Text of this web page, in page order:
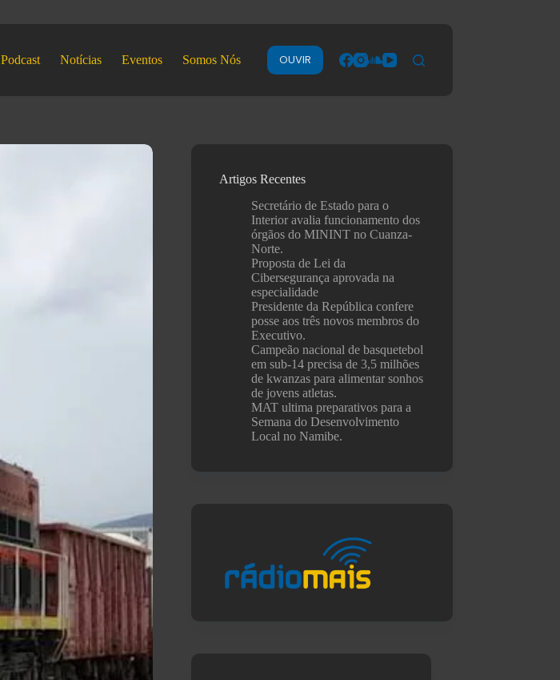
Podcast Notícias Eventos Somos Nós OUVIR
Artigos Recentes
Secretário de Estado para o
Interior avalia funcionamento dos
órgãos do MININT no Cuanza-
Norte.
Proposta de Lei da
Cibersegurança aprovada na
especialidade
Presidente da República confere
posse aos três novos membros do
Executivo.
Campeão nacional de basquetebol
em sub-14 precisa de 3,5 milhões
de kwanzas para alimentar sonhos
de jovens atletas.
MAT ultima preparativos para a
Semana do Desenvolvimento
Local no Namibe.